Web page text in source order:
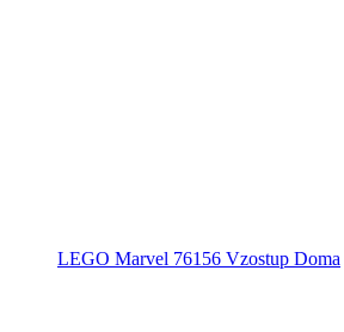
LEGO Marvel 76156 Vzostup Doma